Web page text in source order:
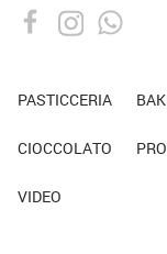
PASTICCERIA
CIOCCOLATO
VIDEO